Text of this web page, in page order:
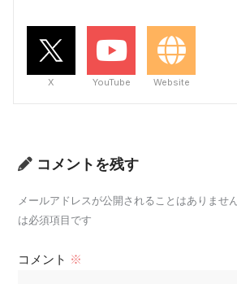
X YouTube Website
コメントを残す
メールアドレスが公開されることはありません
は必須項目です
コメント ※